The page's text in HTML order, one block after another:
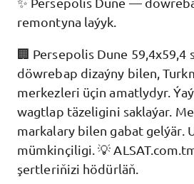
remontyna laýyk.
🏢 Persepolis Dune
döwrebap dizaýny bilen,
merkezleri üçin amatlydyr.
wagtlap täzeligini saklaýar.
markalary bilen gabat gelýär.
mümkinçiligi. 💡
şertleriňizi hödürläň.